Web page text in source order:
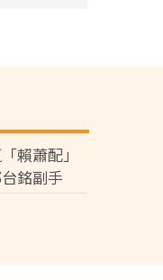
賴蕭配」
銘副手